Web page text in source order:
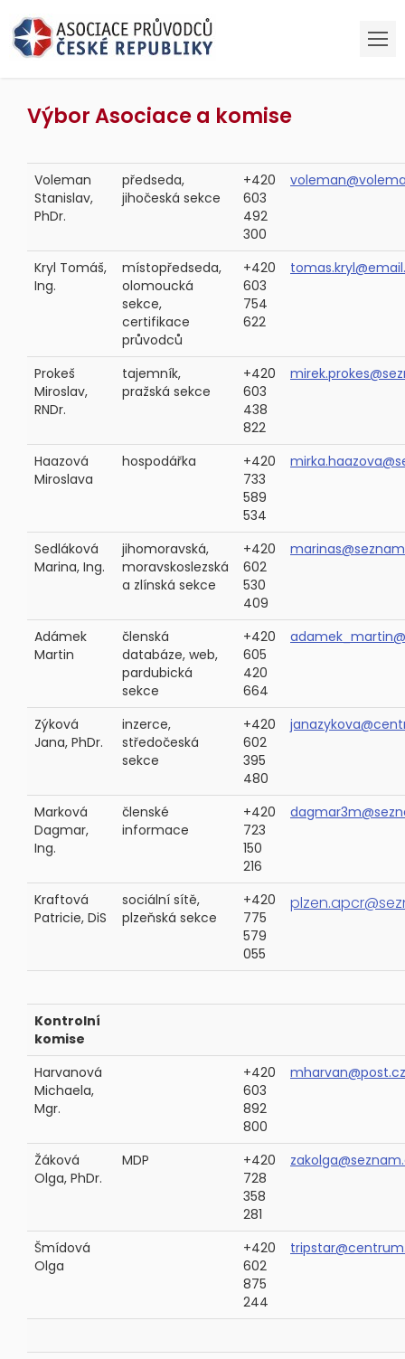
Výbor Asociace a komise
Voleman
Stanislav,
PhDr.
předseda,
jihočeská sekce
+420
603
492
300
Kryl Tomáš,
Ing.
místopředseda,
olomoucká
sekce,
certifikace
průvodců
+420
603
754
622
Prokeš
Miroslav,
RNDr.
tajemník,
pražská sekce
+420
603
438
822
Haazová
Miroslava
hospodářka
+420
733
589
534
Sedláková
Marina, Ing.
jihomoravská,
moravskoslezská
a zlínská sekce
+420
602
530
409
Adámek
Martin
členská
databáze, web,
pardubická
sekce
+420
605
420
664
Zýková
Jana, PhDr.
inzerce,
středočeská
sekce
+420
602
395
480
Marková
Dagmar,
Ing.
členské
informace
+420
723
150
216
Kraftová
Patricie, DiS
sociální sítě,
plzeňská sekce
+420
775
579
055
Kontrolní
komise
Harvanová
Michaela,
Mgr.
+420
603
892
800
mharvan@post.cz
Žáková
Olga, PhDr.
MDP
+420
728
358
281
Šmídová
Olga
+420
602
875
244